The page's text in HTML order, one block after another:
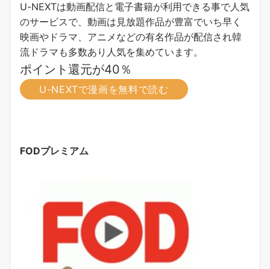
U-NEXTは動画配信と電子書籍が利用できる事で人気
のサービスで、動画は見放題作品が豊富でいち早く
映画やドラマ、アニメなどの有名作品が配信され韓
流ドラマも多数あり人気を集めています。
ポイント還元が40％
U-NEXTで漫画を無料で読む
FODプレミアム